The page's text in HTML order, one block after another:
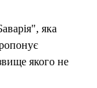
яка
якого не